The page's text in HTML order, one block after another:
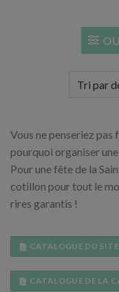
Vous ne penseriez pas
pourquoi organiser une
Pour une fête de la
cotillon pour tout le
rires garantis !
CATALOGUE DU
CATALOGUE DE LA